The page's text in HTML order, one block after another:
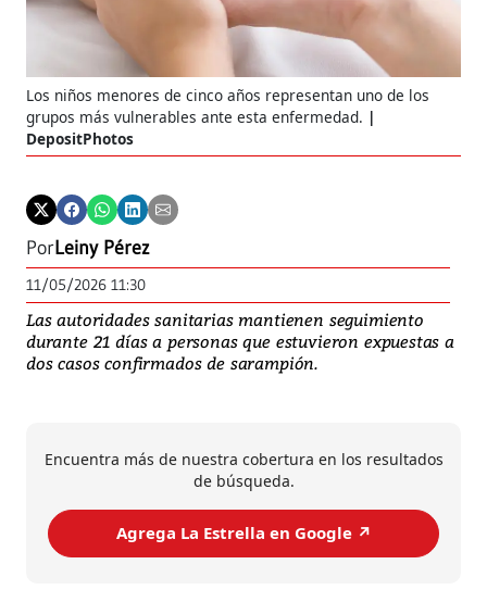
Los niños menores de cinco años representan uno de los
grupos más vulnerables ante esta enfermedad.
DepositPhotos
PorLeiny Pérez
11/05/2026 11:30
Las autoridades sanitarias mantienen seguimiento
durante 21 días a personas que estuvieron expuestas a
dos casos confirmados de sarampión.
Encuentra más de nuestra cobertura en los resultados
de búsqueda.
Agrega La Estrella en Google ↗️